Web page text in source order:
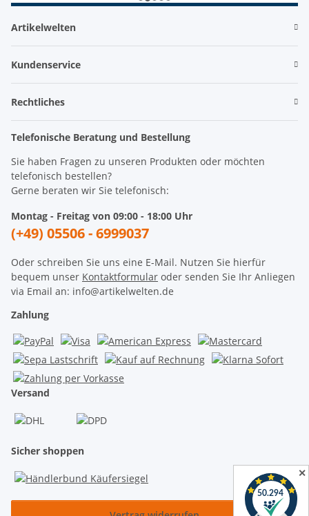
Artikelwelten
Kundenservice
Rechtliches
Telefonische Beratung und Bestellung
Sie haben Fragen zu unseren Produkten oder möchten
telefonisch bestellen?
Gerne beraten wir Sie telefonisch:
Montag - Freitag von 09:00 - 18:00 Uhr
(+49) 05506 - 6999037
Oder schreiben Sie uns eine E-Mail. Nutzen Sie hierfür
bequem unser Kontaktformular oder senden Sie Ihr Anliegen
via Email an: info@artikelwelten.de
Zahlung
Versand
Sicher shoppen
✕